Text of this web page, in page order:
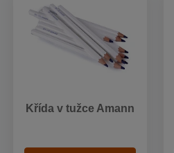
Křída v tužce Amann